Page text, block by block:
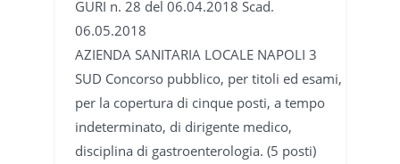
GURI n. 28 del 06.04.2018 Scad.
06.05.2018
AZIENDA SANITARIA LOCALE NAPOLI 3
SUD Concorso pubblico, per titoli ed esami,
per la copertura di cinque posti, a tempo
indeterminato, di dirigente medico,
disciplina di gastroenterologia. (5 posti)